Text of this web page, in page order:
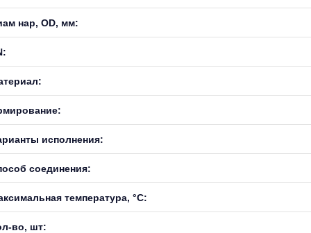
нар, OD, мм:
исполнения:
соединения:
температура, °С:
во, шт: